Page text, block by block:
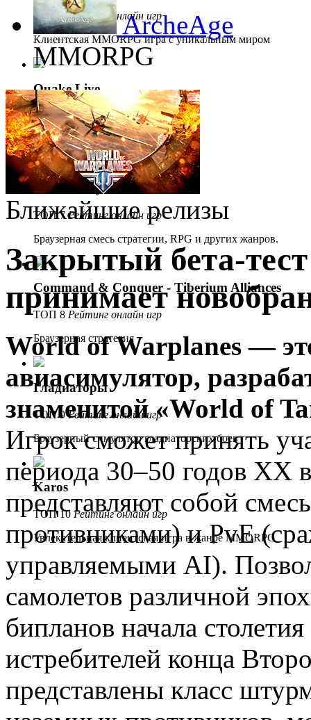
ТОП 5Рейтинг онлайн игр
Клиентская MMORPG игра с уникальным миром
Quake Live
ТОП 6Рейтинг онлайн игр
Браузерный экшен.
Demon Slayer
ТОП 7Рейтинг онлайн игр
Браузерная смесь стратегии, RPG и других жанров.
Command & Conquer - Tiberium Alliances
ТОП 8 Рейтинг онлайн игр
Браузерная стратегия
Гладиаторы
ТОП 9Рейтинг онлайн игр
Браузерный симулятор гладиаторских боев
Karos
ТОП 10 Рейтинг онлайн игр
Увлекательная клиентская игра в жанре MMORPG
ArcheAge
MMORPG
Ближайшие релизы
Закрытый бета-
принимает
World of Warplanes —
авиасимулятор,
знаменитой «World of
Игрок сможет принять
периода 30–50 годов XX
представляют собой
противниками) и PvE
управляемыми AI).
самолетов различной
бипланов начала
истребителей конца
представлены класс